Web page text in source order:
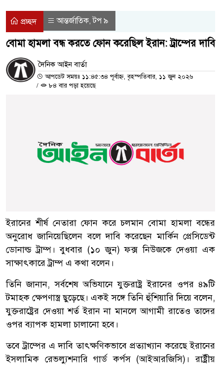
প্রচ্ছদ আন্তর্জাতিক,টপ ৯
বোমা হামলা বন্ধ করতে ফোন করেছিল ইরান: ট্রাম্পের দাবি
দৈনিক আইন বার্তা
আপডেট সময়ঃ ১১:৪৫:৩৪ পূর্বাহ্ন, বৃহস্পতিবার, ১১ জুন ২০২৬
/
৮৪ বার পড়া হয়েছে
ইরানের শীর্ষ নেতারা ফোন করে চলমান বোমা হামলা বন্ধের
অনুরোধ জানিয়েছিলেন বলে দাবি করেছেন মার্কিন প্রেসিডেন্ট
ডোনাল্ড ট্রাম্প। বুধবার (১০ জুন) ফক্স নিউজকে দেওয়া এক
সাক্ষাৎকারে ট্রাম্প এ কথা বলেন।
তিনি জানান, সর্বশেষ অভিযানে যুক্তরাষ্ট্র ইরানের ওপর ৪৯টি
টমাহক ক্ষেপণাস্ত্র ছুড়েছে। একই সঙ্গে তিনি হুঁশিয়ারি দিয়ে বলেন,
যুক্তরাষ্ট্রের দেওয়া শর্ত ইরান না মানলে আগামী রাতেও তাদের
ওপর ব্যাপক হামলা চালানো হবে।
তবে ট্রাম্পের এ দাবি তাৎক্ষণিকভাবে প্রত্যাখ্যান করেছে ইরানের
ইসলামিক রেভল্যুশনারি গার্ড কর্পস (আইআরজিসি)। রাষ্ট্রীয়